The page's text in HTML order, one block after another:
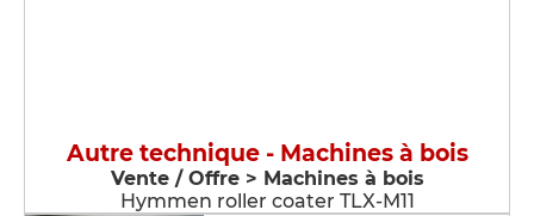
Autre technique - Machines à bois
Vente / Offre > Machines à bois
Hymmen roller coater TLX-M11